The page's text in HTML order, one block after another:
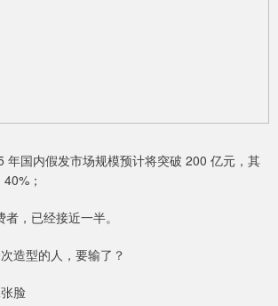
年国内假发市场规模预计将突破 200 亿元，其
；
，已经接近一半。
造型的人，要输了？
脸